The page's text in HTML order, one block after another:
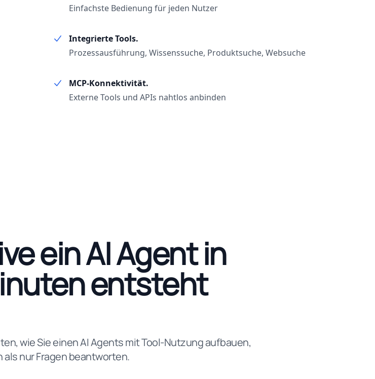
Einfachste Bedienung für jeden Nutzer
Integrierte Tools.
Prozessausführung, Wissenssuche, Produktsuche, Websuche
MCP-Konnektivität.
Externe Tools und APIs nahtlos anbinden
ein AI Agent in
entsteht
wie Sie einen AI Agents mit Tool-Nutzung aufbauen,
als nur Fragen beantworten.